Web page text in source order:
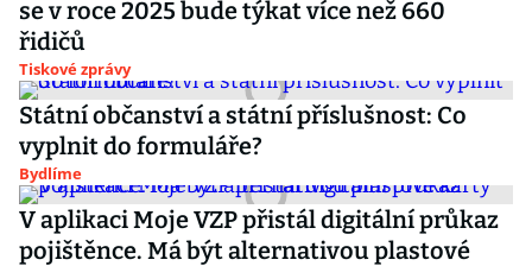
se v roce 2025 bude týkat více než 660
řidičů
Tiskové zprávy
Státní občanství a státní příslušnost: Co
vyplnit do formuláře?
Bydlíme
V aplikaci Moje VZP přistál digitální průkaz
pojištěnce. Má být alternativou plastové